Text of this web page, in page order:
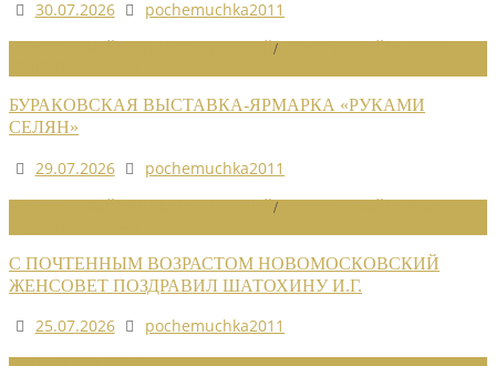
30.07.2026
pochemuchka2011
/
БУРАКОВСКАЯ ВЫСТАВКА-ЯРМАРКА «РУКАМИ
СЕЛЯН»
29.07.2026
pochemuchka2011
/
С ПОЧТЕННЫМ ВОЗРАСТОМ НОВОМОСКОВСКИЙ
ЖЕНСОВЕТ ПОЗДРАВИЛ ШАТОХИНУ И.Г.
25.07.2026
pochemuchka2011